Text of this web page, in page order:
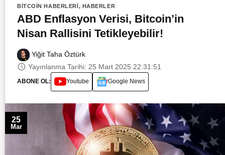
BITCOIN HABERLERI, HABERLER
ABD Enflasyon Verisi, Bitcoin’in
Nisan Rallisini Tetikleyebilir!
Yiğit Taha Öztürk
Yayınlanma Tarihi: 25 Mart 2025 22:31:51
ABONE OL: Youtube Google News
25
Mar